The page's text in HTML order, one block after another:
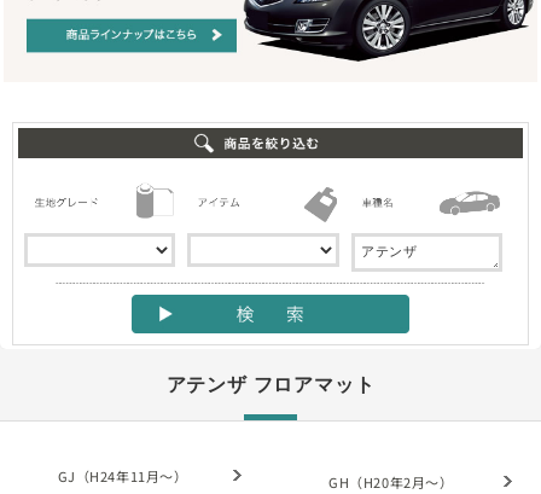
アテンザ フロアマット
GJ（H24年11月～） GH（H20年2月～）